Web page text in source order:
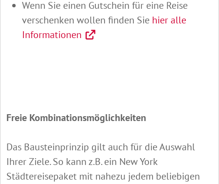
Wenn Sie einen Gutschein für eine Reise
verschenken wollen finden Sie hier alle
Informationen
Freie Kombinationsmöglichkeiten
Das Bausteinprinzip gilt auch für die Auswahl
Ihrer Ziele. So kann z.B. ein New York
Städtereisepaket mit nahezu jedem beliebigen